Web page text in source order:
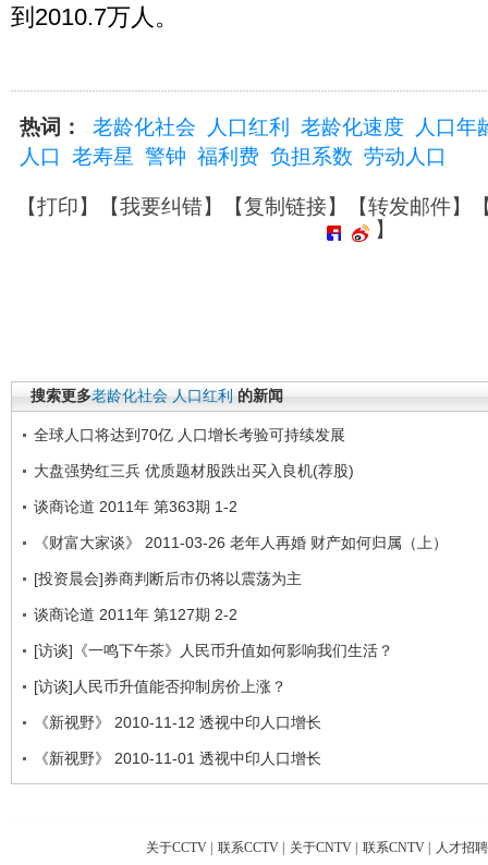
到2010.7万人。
热词： 老龄化社会 人口红利 老龄化速度
人口年
人口
老寿星 警钟 福利费 负担系数 劳动人口
【打印】【我要纠错】【复制链接】【转发邮件】
】
搜索更多老龄化社会 人口红利 的新闻
全球人口将达到70亿 人口增长考验可持续发展
大盘强势红三兵 优质题材股跌出买入良机(荐股)
谈商论道 2011年 第363期 1-2
《财富大家谈》 2011-03-26 老年人再婚 财产如何归属（上）
[投资晨会]券商判断后市仍将以震荡为主
谈商论道 2011年 第127期 2-2
[访谈]《一鸣下午茶》人民币升值如何影响我们生活？
[访谈]人民币升值能否抑制房价上涨？
《新视野》 2010-11-12 透视中印人口增长
《新视野》 2010-11-01 透视中印人口增长
关于CCTV | 联系CCTV | 关于CNTV | 联系CNTV | 人才招聘